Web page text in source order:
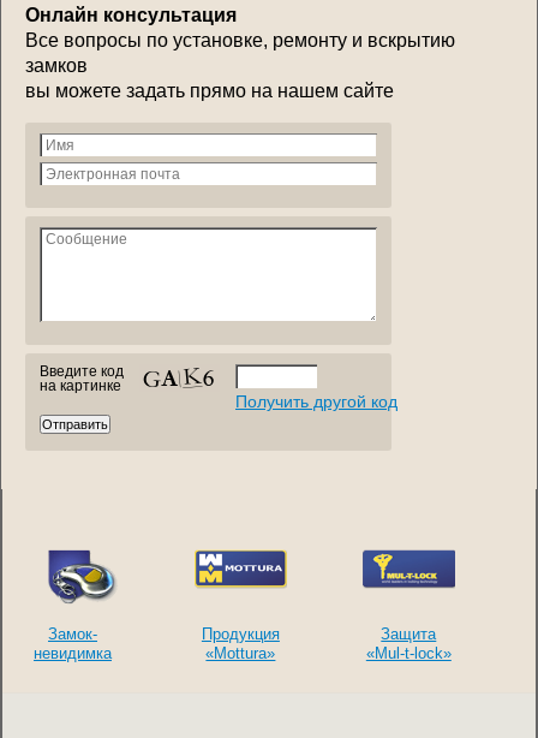
Онлайн консультация
Все вопросы по установке, ремонту и вскрытию
замков
вы можете задать прямо на нашем сайте
Введите код
на картинке
Получить другой код
Замок-
невидимка
Продукция
«Mottura»
Защита
«Mul-t-lock»